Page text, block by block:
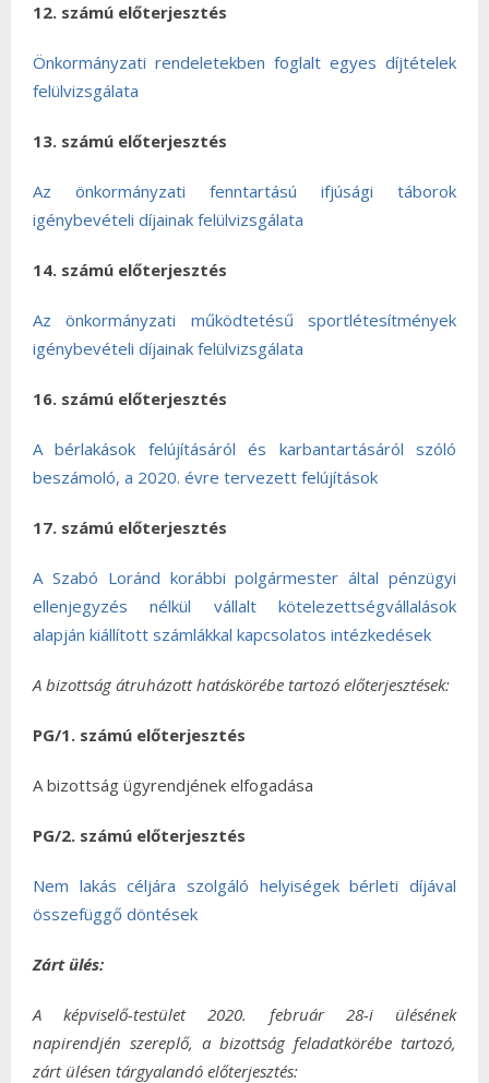
12. számú előterjesztés
Önkormányzati rendeletekben foglalt egyes díjtételek
felülvizsgálata
13. számú előterjesztés
Az önkormányzati fenntartású ifjúsági táborok
igénybevételi díjainak felülvizsgálata
14. számú előterjesztés
Az önkormányzati működtetésű sportlétesítmények
igénybevételi díjainak felülvizsgálata
16. számú előterjesztés
A bérlakások felújításáról és karbantartásáról szóló
beszámoló, a 2020. évre tervezett felújítások
17. számú előterjesztés
A Szabó Loránd korábbi polgármester által pénzügyi
ellenjegyzés nélkül vállalt kötelezettségvállalások
alapján kiállított számlákkal kapcsolatos intézkedések
A bizottság átruházott hatáskörébe tartozó előterjesztések:
PG/1. számú előterjesztés
A bizottság ügyrendjének elfogadása
PG/2. számú előterjesztés
Nem lakás céljára szolgáló helyiségek bérleti díjával
összefüggő döntések
Zárt ülés:
A képviselő-testület 2020. február 28-i ülésének
napirendjén szereplő, a bizottság feladatkörébe tartozó,
zárt ülésen tárgyalandó előterjesztés: